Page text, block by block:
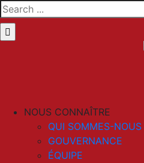
Skip
to
content
Search
for:
NOUS CONNAÎTRE
QUI SOMMES-NOUS
GOUVERNANCE
ÉQUIPE